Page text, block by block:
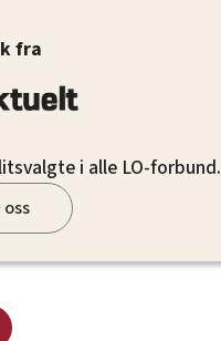
fra
i alle LO-forbund.
oss